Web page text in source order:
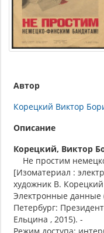
Автор
Корецкий Виктор
Описание
Корецкий, Виктор
Не простим
[Изоматериал :
художник В.
Электронные данные
Петербург:
Ельцина , 2015). -